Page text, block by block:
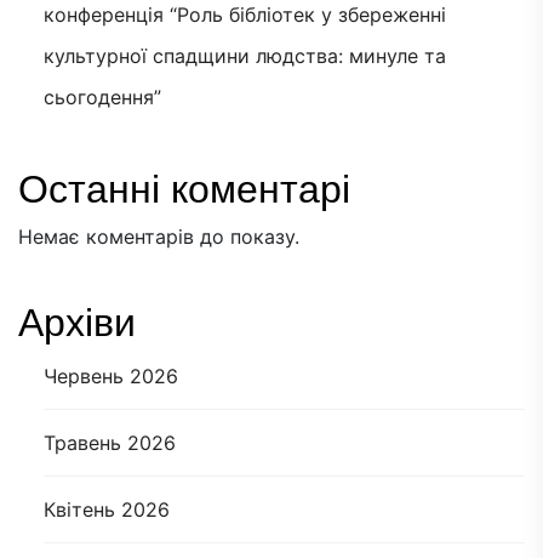
конференція “Роль бібліотек у збереженні
культурної спадщини людства: минуле та
сьогодення”
Останні коментарі
Немає коментарів до показу.
Архіви
Червень 2026
Травень 2026
Квітень 2026